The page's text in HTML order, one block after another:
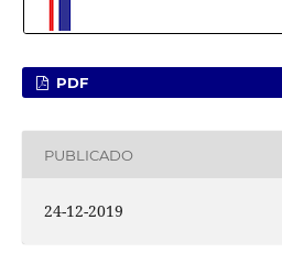
PDF
PUBLICADO
24-12-2019